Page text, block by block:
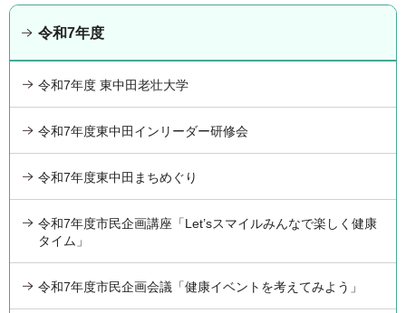
令和7年度
令和7年度 東中田老壮大学
令和7年度東中田インリーダー研修会
令和7年度東中田まちめぐり
令和7年度市民企画講座「Let’sスマイルみんなで楽しく健康
タイム」
令和7年度市民企画会議「健康イベントを考えてみよう」